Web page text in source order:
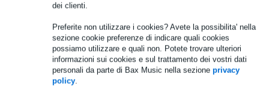
dei clienti.
Preferite non utilizzare i cookies? Avete la possibilita' nella
sezione cookie preferenze di indicare quali cookies
possiamo utilizzare e quali non. Potete trovare ulteriori
informazioni sui cookies e sul trattamento dei vostri dati
personali da parte di Bax Music nella sezione privacy
policy.
Ordine prima di 16:00 = in circa 9 giorni lavorativi a domicilio
Oltre 48.000 articoli disponibili
1.250 marchi leader
Informazioni sul prodotto